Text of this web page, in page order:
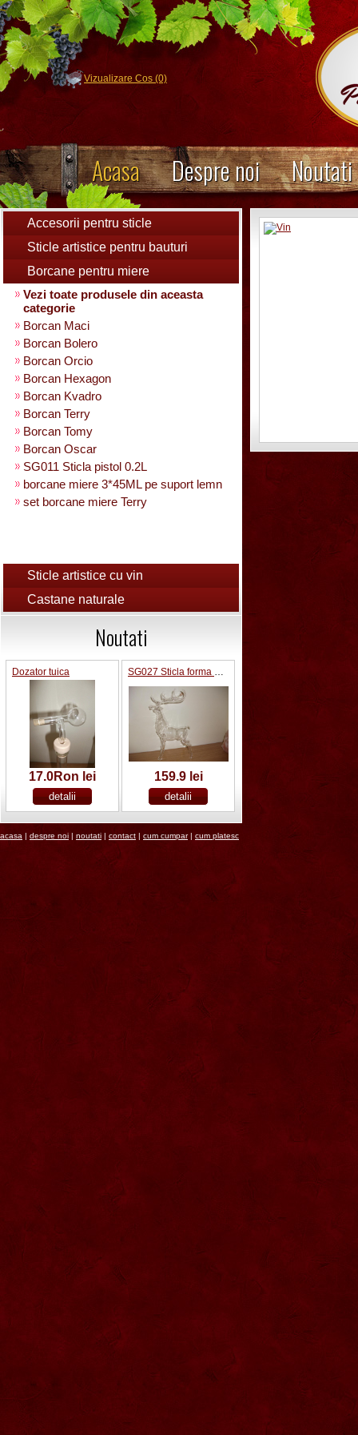
Vizualizare Cos (0)
Acasa Despre noi Noutati
Accesorii pentru sticle
Sticle artistice pentru bauturi
Borcane pentru miere
Vezi toate produsele din aceasta
categorie
Borcan Maci
Borcan Bolero
Borcan Orcio
Borcan Hexagon
Borcan Kvadro
Borcan Terry
Borcan Tomy
Borcan Oscar
SG011 Sticla pistol 0.2L
borcane miere 3*45ML pe suport lemn
set borcane miere Terry
Sticle artistice cu vin
Castane naturale
Noutati
Dozator tuica
17.0Ron lei
SG027 Sticla forma Cerb
159.9 lei
acasa | despre noi | noutati | contact | cum cumpar| cum platesc